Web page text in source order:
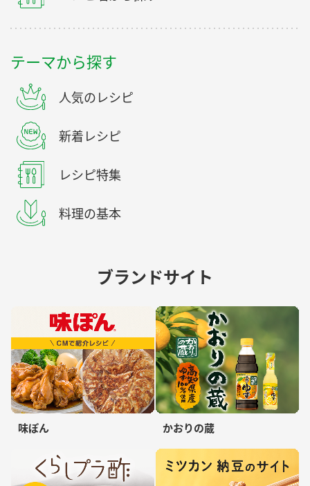
テーマから探す
人気のレシピ
新着レシピ
レシピ特集
料理の基本
ブランドサイト
味ぽん かおりの蔵